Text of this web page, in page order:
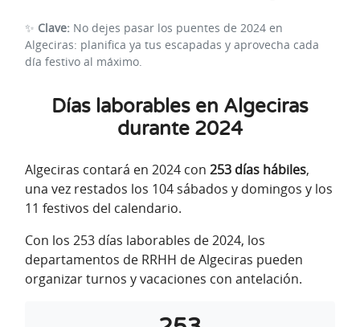
✨ Clave: No dejes pasar los puentes de 2024 en
Algeciras: planifica ya tus escapadas y aprovecha cada
día festivo al máximo.
Días laborables en Algeciras
durante 2024
Algeciras contará en 2024 con 253 días hábiles,
una vez restados los 104 sábados y domingos y los
11 festivos del calendario.
Con los 253 días laborables de 2024, los
departamentos de RRHH de Algeciras pueden
organizar turnos y vacaciones con antelación.